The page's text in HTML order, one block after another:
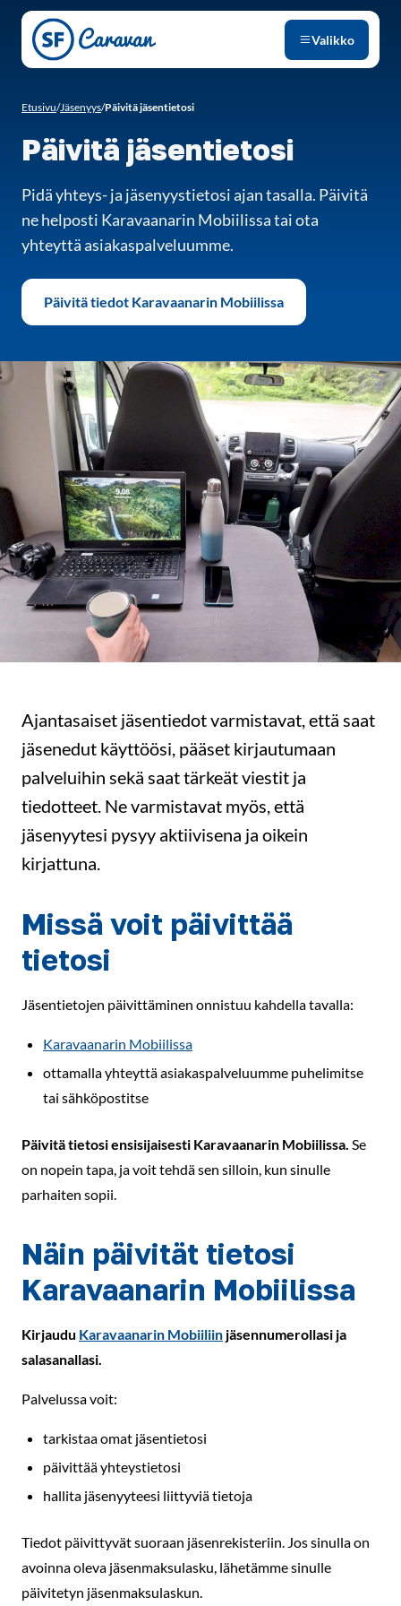
Siirry sivun sisältöön
Valikko
Etusivu/Jäsenyys/Päivitä jäsentietosi
Päivitä jäsentietosi
Pidä yhteys- ja jäsenyystietosi ajan tasalla. Päivitä
ne helposti Karavaanarin Mobiilissa tai ota
yhteyttä asiakaspalveluumme.
Päivitä tiedot Karavaanarin Mobiilissa
Ajantasaiset jäsentiedot varmistavat, että saat
jäsenedut käyttöösi, pääset kirjautumaan
palveluihin sekä saat tärkeät viestit ja
tiedotteet. Ne varmistavat myös, että
jäsenyytesi pysyy aktiivisena ja oikein
kirjattuna.
Missä voit päivittää
tietosi
Jäsentietojen päivittäminen onnistuu kahdella tavalla:
Karavaanarin Mobiilissa
ottamalla yhteyttä asiakaspalveluumme puhelimitse
tai sähköpostitse
Päivitä tietosi ensisijaisesti Karavaanarin Mobiilissa. Se
on nopein tapa, ja voit tehdä sen silloin, kun sinulle
parhaiten sopii.
Näin päivität tietosi
Karavaanarin Mobiilissa
Kirjaudu Karavaanarin Mobiiliin jäsennumerollasi ja
salasanallasi.
Palvelussa voit:
tarkistaa omat jäsentietosi
päivittää yhteystietosi
hallita jäsenyyteesi liittyviä tietoja
Tiedot päivittyvät suoraan jäsenrekisteriin. Jos sinulla on
avoinna oleva jäsenmaksulasku, lähetämme sinulle
päivitetyn jäsenmaksulaskun.